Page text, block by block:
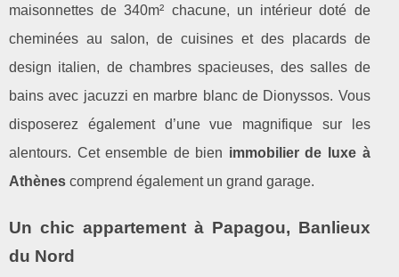
maisonnettes de 340m² chacune, un intérieur doté de
cheminées au salon, de cuisines et des placards de
design italien, de chambres spacieuses, des salles de
bains avec jacuzzi en marbre blanc de Dionyssos. Vous
disposerez également d’une vue magnifique sur les
alentours. Cet ensemble de bien immobilier de luxe à
Athènes comprend également un grand garage.
Un chic appartement à Papagou, Banlieux
du Nord